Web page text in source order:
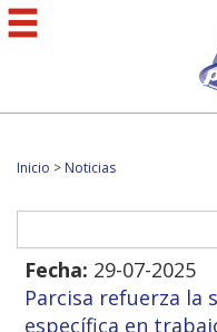
Inicio > Noticias
Fecha: 29-07-2025
Parcisa refuerza la
específica en